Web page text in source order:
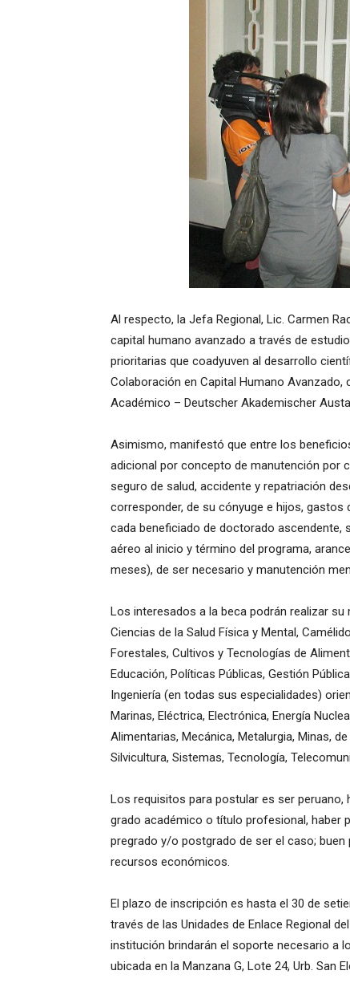
Al respecto, la Jefa Regional, Lic. Carmen
capital humano avanzado a través de
prioritarias que coadyuven al desarrollo
Colaboración en Capital Humano
Académico – Deutscher Akademischer
Asimismo, manifestó que entre los
adicional por concepto de manutención por
seguro de salud, accidente y repatriación
corresponder, de su cónyuge e hijos,
cada beneficiado de doctorado ascendente,
aéreo al inicio y término del programa,
meses), de ser necesario y manutención
Los interesados a la beca podrán realizar
Ciencias de la Salud Física y Mental,
Forestales, Cultivos y Tecnologías de
Educación, Políticas Públicas, Gestión
Ingeniería (en todas sus especialidades)
Marinas, Eléctrica, Electrónica, Energía
Alimentarias, Mecánica, Metalurgia, Minas,
Silvicultura, Sistemas, Tecnología,
Los requisitos para postular es ser
grado académico o título profesional, haber
pregrado y/o postgrado de ser el caso;
recursos económicos.
El plazo de inscripción es hasta el 30 de
través de las Unidades de Enlace Regional
institución brindarán el soporte necesario a
ubicada en la Manzana G, Lote 24, Urb. San